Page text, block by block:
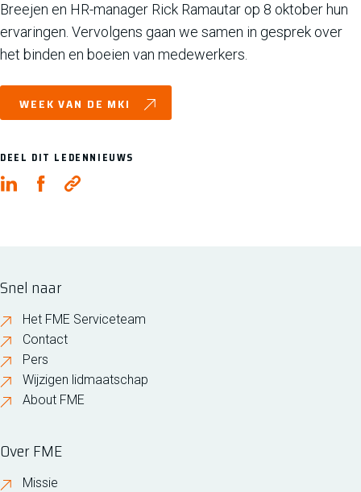
Breejen en HR-manager Rick Ramautar op 8 oktober hun
ervaringen. Vervolgens gaan we samen in gesprek over
het binden en boeien van medewerkers.
WEEK VAN DE MKI
DEEL DIT LEDENNIEUWS
Snel naar
Het FME Serviceteam
Contact
Pers
Wijzigen lidmaatschap
About FME
Over FME
Missie